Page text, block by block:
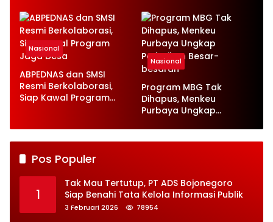
Kerja
Nasional
ABPEDNAS dan SMSI
Resmi Berkolaborasi,
Siap Kawal Program
Nasional
Program MBG Tak
Dihapus, Menkeu
Purbaya Ungkap
Pos Populer
1
Tak Mau Tertutup, PT ADS Bojonegoro
Siap Benahi Tata Kelola Informasi Publik
3 Februari 2026 78954